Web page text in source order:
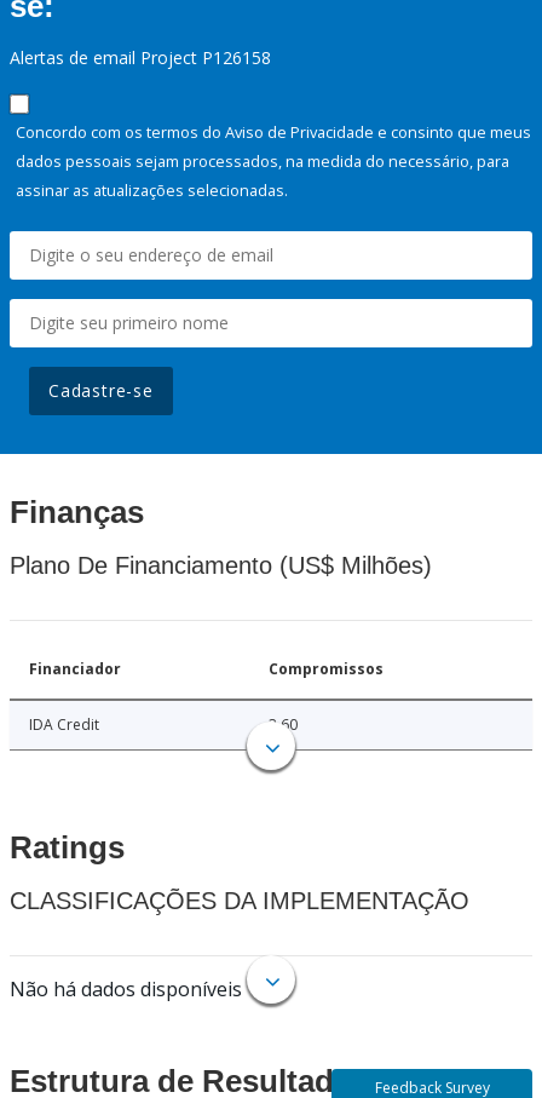
Alertas de email Project P126158
Concordo com os termos do Aviso de Privacidade e consinto que meus
dados pessoais sejam processados, na medida do necessário, para
assinar as atualizações selecionadas.
Cadastre-se
Finanças
Plano De Financiamento (US$ Milhões)
Financiador Compromissos
IDA Credit 3.60
Ratings
CLASSIFICAÇÕES DA IMPLEMENTAÇÃO
Não há dados disponíveis
Estrutura de Resultados Feedback Survey